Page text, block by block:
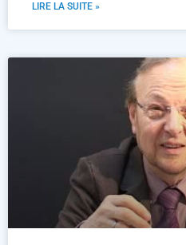
LIRE LA SUITE »